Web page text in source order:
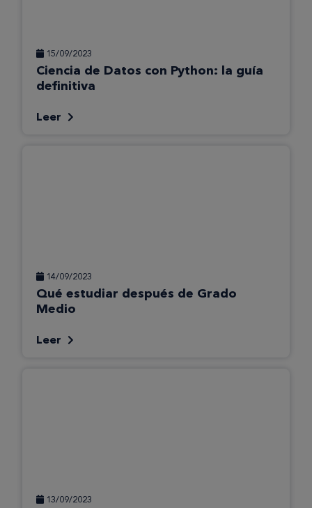
15/09/2023
Ciencia de Datos con Python: la guía
definitiva
Leer
14/09/2023
Qué estudiar después de Grado
Medio
Leer
13/09/2023